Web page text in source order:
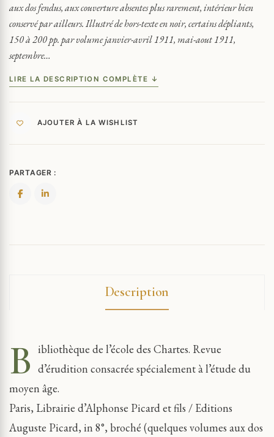
aux dos fendus, aux couverture absentes plus rarement, intérieur bien
conservé par ailleurs. Illustré de hors-texte en noir, certains dépliants,
150 à 200 pp. par volume janvier-avril 1911, mai-aout 1911,
septembre…
LIRE LA DESCRIPTION COMPLÈTE ↓
AJOUTER À LA WISHLIST
PARTAGER :
Description
B ibliothèque de l’école des Chartes. Revue
d’érudition consacrée spécialement à l’étude du
moyen âge.
Paris, Librairie d’Alphonse Picard et fils / Editions
Auguste Picard, in 8°, broché (quelques volumes aux dos